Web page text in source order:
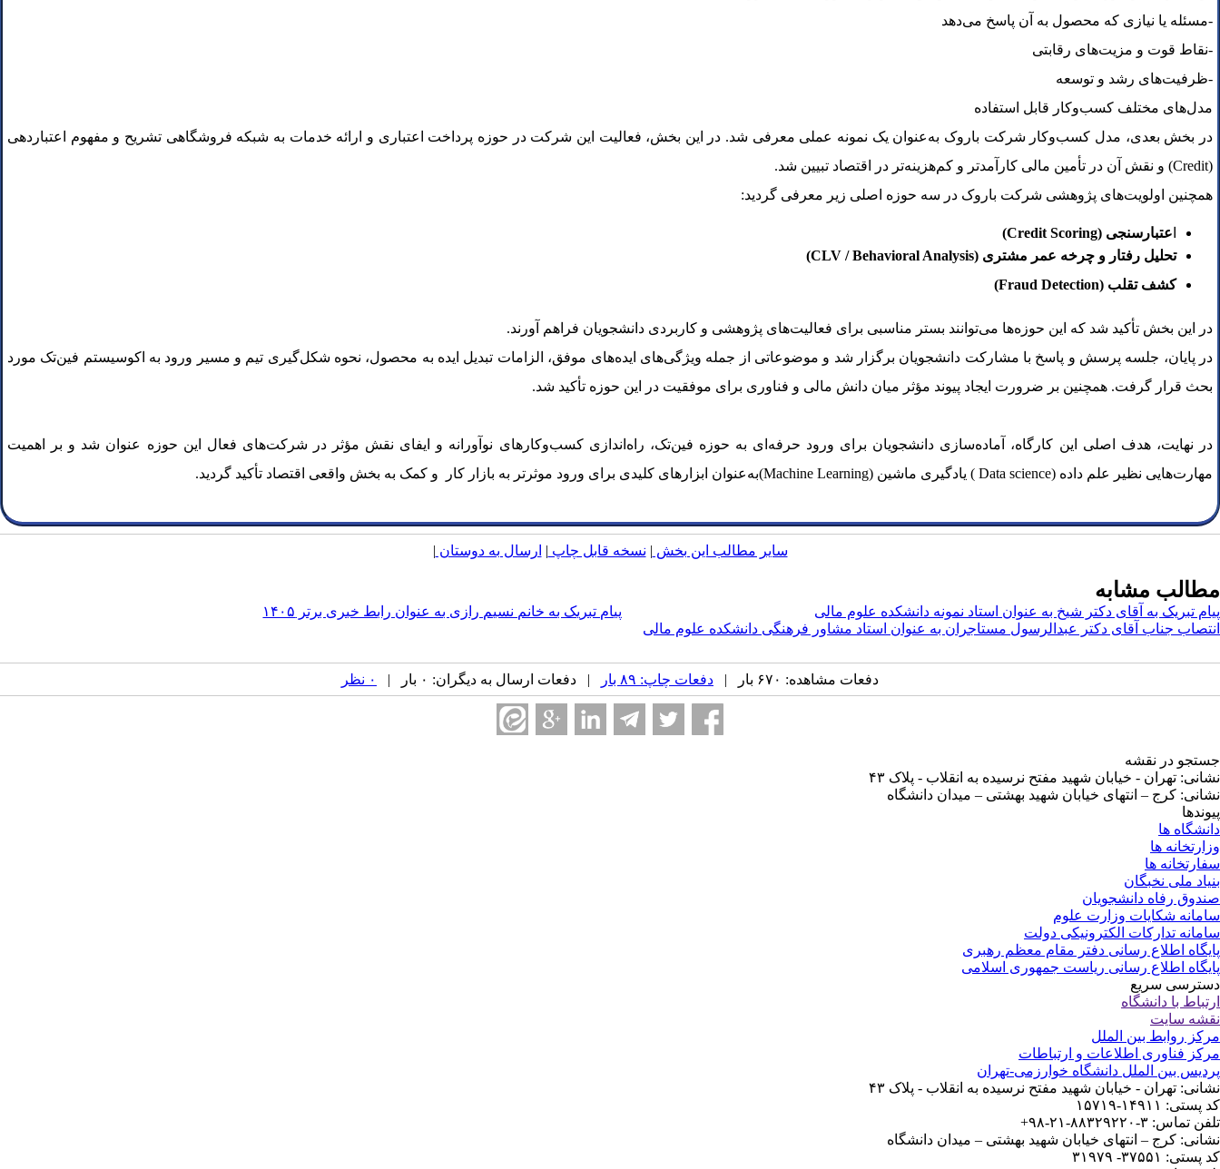
-مسئله یا نیازی که محصول به آن پاسخ می‌دهد
-نقاط قوت و مزیت‌های رقابتی
-ظرفیت‌های رشد و توسعه
مدل‌های مختلف کسب‌وکار قابل استفاده
در بخش بعدی، مدل کسب‌وکار شرکت باروک به‌عنوان یک نمونه عملی معرفی شد. در این بخش، فعالیت این شرکت در حوزه پرداخت اعتباری و ارائه خدمات به شبکه فروشگاهی تشریح و مفهوم اعتباردهی
(Credit) و نقش آن در تأمین مالی کارآمدتر و کم‌هزینه‌تر در اقتصاد تبیین شد.
همچنین اولویت‌های پژوهشی شرکت باروک در سه حوزه اصلی زیر معرفی گردید:
عتبارسنجی (Credit Scoring)
تحلیل رفتار و چرخه عمر مشتری (CLV / Behavioral Analysis)
کشف تقلب (Fraud Detection)
در این بخش تأکید شد که این حوزه‌ها می‌توانند بستر مناسبی برای فعالیت‌های پژوهشی و کاربردی دانشجویان فراهم آورند.
در پایان، جلسه پرسش و پاسخ با مشارکت دانشجویان برگزار شد و موضوعاتی از جمله ویژگی‌های ایده‌های موفق، الزامات تبدیل ایده به محصول، نحوه شکل‌گیری تیم و مسیر ورود به اکوسیستم فین‌تک مورد
بحث قرار گرفت. همچنین بر ضرورت ایجاد پیوند مؤثر میان دانش مالی و فناوری برای موفقیت در این حوزه تأکید شد.
در نهایت، هدف اصلی این کارگاه، آماده‌سازی دانشجویان برای ورود حرفه‌ای به حوزه فین‌تک، راه‌اندازی کسب‌وکارهای نوآورانه و ایفای نقش مؤثر در شرکت‌های فعال این حوزه عنوان شد و بر اهمیت
مهارت‌هایی نظیر علم داده (Data science ) یادگیری ماشین (Machine Learning)به‌عنوان ابزارهای کلیدی برای ورود موثرتر به بازار کار و کمک به بخش واقعی اقتصاد تأکید گردید.
سایر مطالب این بخش | نسخه قابل چاپ | ارسال به دوستان |
مطالب مشابه
پیام تبریک به آقای دکتر شیخ به عنوان استاد نمونه دانشکده علوم مالی
پیام تبریک به خانم نسیم رازی به عنوان رابط خبری برتر ۱۴۰۵
انتصاب جناب آقای دکتر عبدالرسول مستاجران به عنوان استاد مشاور فرهنگی دانشکده علوم مالی
دفعات مشاهده: ۶۷۰ بار | دفعات چاپ: ۸۹ بار | دفعات ارسال به دیگران: ۰ بار | ۰ نظر
جستجو در نقشه
نشانی: تهران - خیابان شهید مفتح نرسیده به انقلاب - پلاک ۴۳
نشانی: کرج – انتهای خیابان شهید بهشتی – میدان دانشگاه
پیوندها
دانشگاه ها
وزارتخانه ها
سفارتخانه ها
بنیاد ملی نخبگان
صندوق رفاه دانشجویان
سامانه شکایات وزارت علوم
سامانه تدارکات الکترونیکی دولت
پایگاه اطلاع رسانی دفتر مقام معظم رهبری
پایگاه اطلاع رسانی ریاست جمهوری اسلامی
دسترسی سریع
ارتباط با دانشگاه
نقشه سایت
مرکز روابط بین الملل
مرکز فناوری اطلاعات و ارتباطات
پردیس بین الملل دانشگاه خوارزمی-تهران
نشانی: تهران - خیابان شهید مفتح نرسیده به انقلاب - پلاک ۴۳
کد پستی: ۱۴۹۱۱-۱۵۷۱۹
تلفن تماس: ۳-۸۸۳۲۹۲۲۰-۲۱-۹۸+
نشانی: کرج – انتهای خیابان شهید بهشتی – میدان دانشگاه
کد پستی: ۳۷۵۵۱- ۳۱۹۷۹